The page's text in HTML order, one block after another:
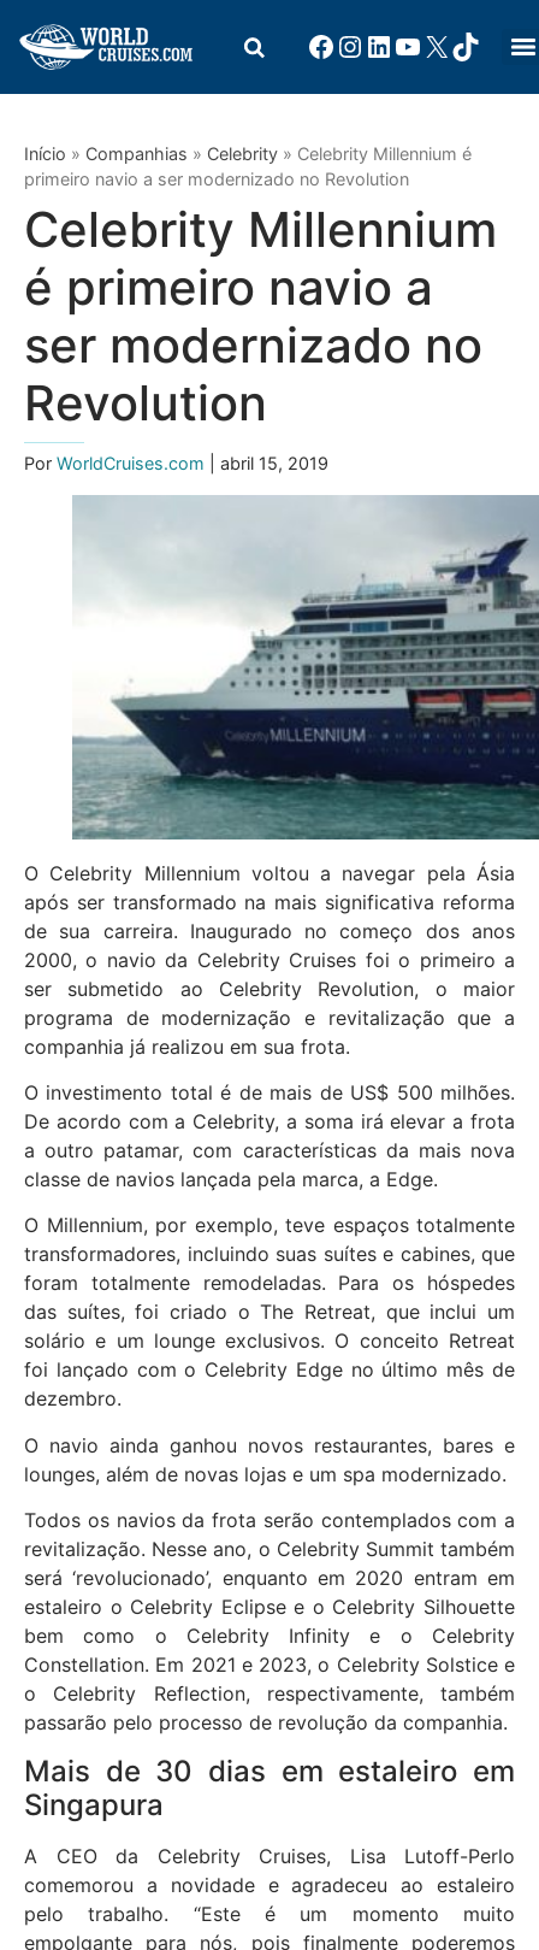
Início » Companhias » Celebrity » Celebrity Millennium é
primeiro navio a ser modernizado no Revolution
Celebrity Millennium
é primeiro navio a
ser modernizado no
Revolution
Por WorldCruises.com | abril 15, 2019
O Celebrity Millennium voltou a navegar pela Ásia
após ser transformado na mais significativa reforma
de sua carreira. Inaugurado no começo dos anos
2000, o navio da Celebrity Cruises foi o primeiro a
ser submetido ao Celebrity Revolution, o maior
programa de modernização e revitalização que a
companhia já realizou em sua frota.
O investimento total é de mais de US$ 500 milhões.
De acordo com a Celebrity, a soma irá elevar a frota
a outro patamar, com características da mais nova
classe de navios lançada pela marca, a Edge.
O Millennium, por exemplo, teve espaços totalmente
transformadores, incluindo suas suítes e cabines, que
foram totalmente remodeladas. Para os hóspedes
das suítes, foi criado o The Retreat, que inclui um
solário e um lounge exclusivos. O conceito Retreat
foi lançado com o Celebrity Edge no último mês de
dezembro.
O navio ainda ganhou novos restaurantes, bares e
lounges, além de novas lojas e um spa modernizado.
Todos os navios da frota serão contemplados com a
revitalização. Nesse ano, o Celebrity Summit também
será ‘revolucionado’, enquanto em 2020 entram em
estaleiro o Celebrity Eclipse e o Celebrity Silhouette
bem como o Celebrity Infinity e o Celebrity
Constellation. Em 2021 e 2023, o Celebrity Solstice e
o Celebrity Reflection, respectivamente, também
passarão pelo processo de revolução da companhia.
Mais de 30 dias em estaleiro em
Singapura
A CEO da Celebrity Cruises, Lisa Lutoff-Perlo
comemorou a novidade e agradeceu ao estaleiro
pelo trabalho. “Este é um momento muito
empolgante para nós, pois finalmente poderemos